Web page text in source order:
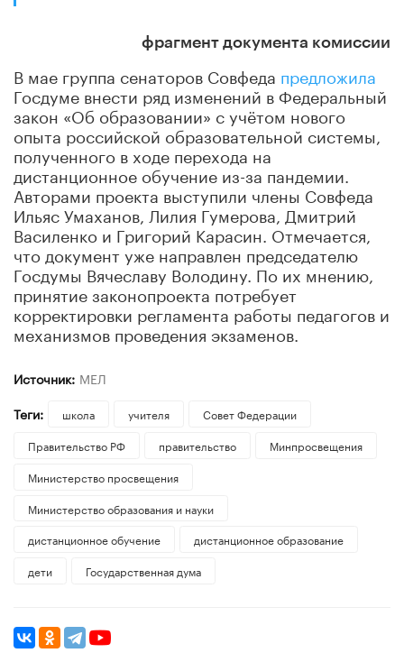
фрагмент документа комиссии
В мае группа сенаторов Совфеда предложила
Госдуме внести ряд изменений в Федеральный
закон «Об образовании» с учётом нового
опыта российской образовательной системы,
полученного в ходе перехода на
дистанционное обучение из-за пандемии.
Авторами проекта выступили члены Совфеда
Ильяс Умаханов, Лилия Гумерова, Дмитрий
Василенко и Григорий Карасин. Отмечается,
что документ уже направлен председателю
Госдумы Вячеславу Володину. По их мнению,
принятие законопроекта потребует
корректировки регламента работы педагогов и
механизмов проведения экзаменов.
Источник: МЕЛ
Теги:
школа учителя
Совет Федерации
Правительство РФ
правительство
Минпросвещения
Министерство просвещения
Министерство образования и науки
дистанционное обучение
дистанционное образование
дети
Государственная дума